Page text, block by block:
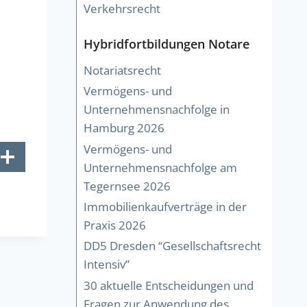
Verkehrsrecht
Hybridfortbildungen Notare
Notariatsrecht
Vermögens- und
Unternehmensnachfolge in
Hamburg 2026
Vermögens- und
Unternehmensnachfolge am
Tegernsee 2026
Immobilienkaufverträge in der
Praxis 2026
DD5 Dresden “Gesellschaftsrecht
Intensiv”
30 aktuelle Entscheidungen und
Fragen zur Anwendung des